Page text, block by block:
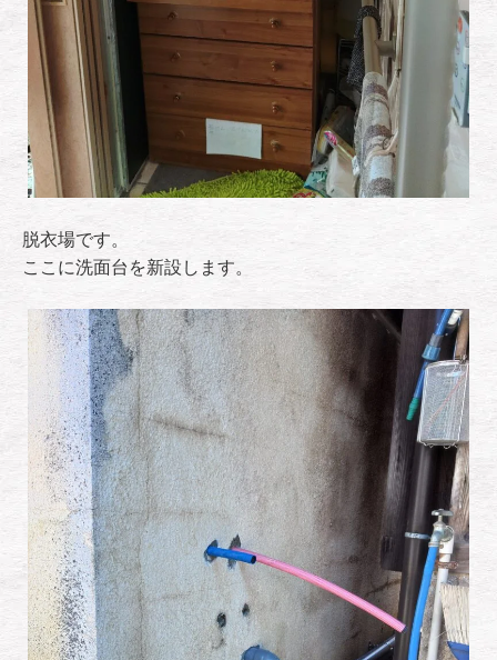
脱衣場です。
ここに洗面台を新設します。